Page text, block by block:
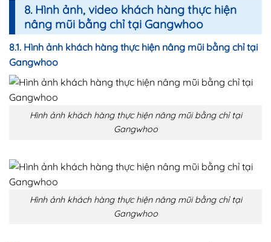
8. Hình ảnh, video khách hàng thực hiện
nâng mũi bằng chỉ tại Gangwhoo
8.1. Hình ảnh khách hàng thực hiện nâng mũi bằng chỉ tại
Gangwhoo
Hình ảnh khách hàng thực hiện nâng mũi bằng chỉ tại
Gangwhoo
Hình ảnh khách hàng thực hiện nâng mũi bằng chỉ tại
Gangwhoo